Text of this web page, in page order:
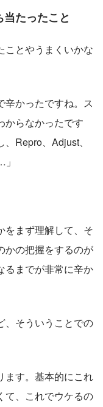
たったこと
ことやうまくいかな
辛かったですね。ス
からなかったです
Repro、Adjust、
をまず理解して、そ
かの把握をするのが
るまでが非常に辛か
、そういうことでの
ます。基本的にこれ
て、これでウケるの